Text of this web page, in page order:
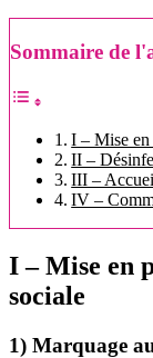
Sommaire de
I – Mise en
II –
III –
IV –
I – Mise en
sociale
1) Marquage